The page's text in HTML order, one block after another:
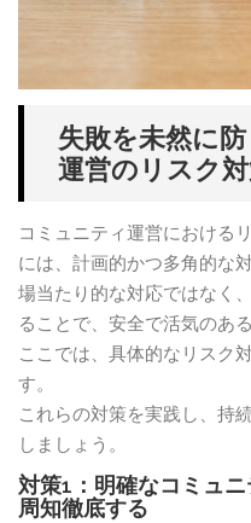
失敗を未然に
運営のリスク
コミュニティ運営における
には、計画的かつ多角的な
場当たり的な対応ではなく
ることで、安全で活気のあ
ここでは、具体的なリスク
す。
これらの対策を実践し、持
しましょう。
対策1：明確なコミュ
周知徹底する